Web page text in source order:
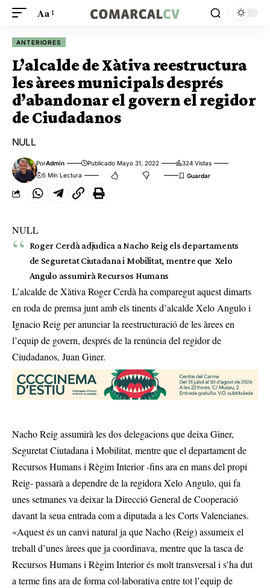
Aa
ANTERIORES
L’alcalde de Xàtiva reestructura
les àrees municipals després
d’abandonar el govern el regidor
de Ciudadanos
NULL
PorAdmin Publicado Mayo 31, 2022
324 Vistas
5 Min Lectura
NULL
Roger Cerdà adjudica a Nacho Reig els departaments
de Seguretat Ciutadana i Mobilitat, mentre que Xelo
Angulo assumirà Recursos Humans
L’alcalde de Xàtiva Roger Cerdà ha comparegut aquest dimarts
en roda de premsa junt amb els tinents d’alcalde Xelo Angulo i
Ignacio Reig per anunciar la reestructuració de les àrees en
l’equip de govern, després de la renúncia del regidor de
Ciudadanos, Juan Giner.
Nacho Reig assumirà les dos delegacions que deixa Giner,
Seguretat Ciutadana i Mobilitat, mentre que el departament de
Recursos Humans i Règim Interior -fins ara en mans del propi
Reig- passarà a dependre de la regidora Xelo Angulo, qui fa
unes setmanes va deixar la Direcció General de Cooperació
davant la seua entrada com a diputada a les Corts Valencianes.
«Aquest és un canvi natural ja que Nacho (Reig) assumeix el
treball d’unes àrees que ja coordinava, mentre que la tasca de
Recursos Humans i Règim Interior és molt transversal i s’ha dut
a terme fins ara de forma col·laborativa entre tot l’equip de